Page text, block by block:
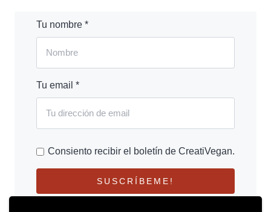
Tu nombre *
Tu email *
Consiento recibir el boletín de CreatiVegan.
SUSCRÍBEME!